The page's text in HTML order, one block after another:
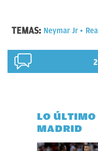
TEMAS: Neymar Jr
LO ÚLTIMO
MADRID